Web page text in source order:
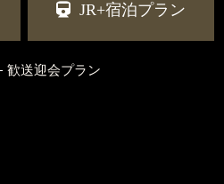
JR+宿泊プラン
歓送迎会プラン